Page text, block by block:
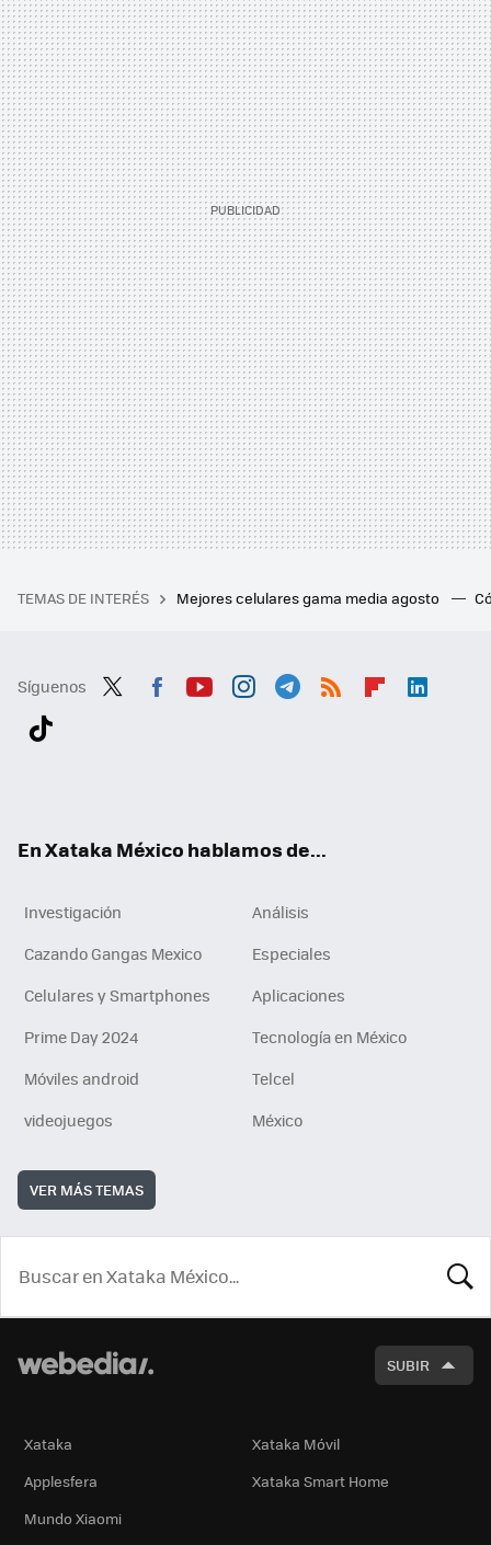
TEMAS DE INTERÉS Mejores celulares gama media agosto
Síguenos
En Xataka México hablamos de...
Investigación
Análisis
Cazando Gangas Mexico
Especiales
Celulares y Smartphones
Aplicaciones
Prime Day 2024
Tecnología en México
Móviles android
Telcel
videojuegos
México
VER MÁS TEMAS
SUBIR
Xataka
Xataka Móvil
Applesfera
Xataka Smart Home
Mundo Xiaomi